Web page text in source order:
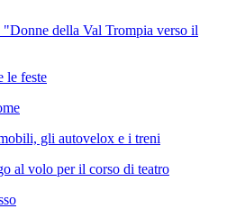
"Donne della Val Trompia verso il
le feste
gli autovelox e i treni
al volo per il corso di teatro